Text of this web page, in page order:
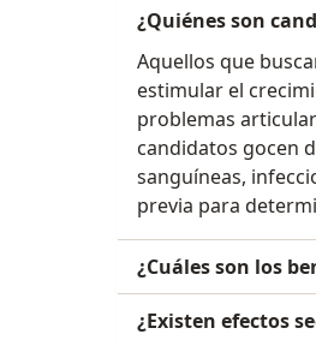
¿Quiénes son
Aquellos que
estimular el
problemas
candidatos gocen
sanguíneas,
previa para
¿Cuáles son los
¿Existen efectos